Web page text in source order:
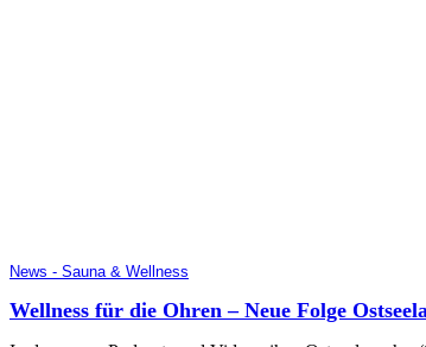
News - Sauna & Wellness
Wellness für die Ohren – Neue Folge